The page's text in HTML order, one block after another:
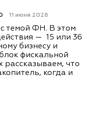
11 июня 2026
темой ФН. В этом
— 15 или 36
бизнесу и
фискальной
рассказываем, что
когда и